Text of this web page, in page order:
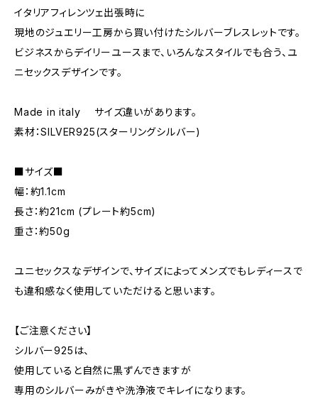
イタリアフィレンツェ出張時に
現地のジュエリー工房から買い付けたシルバーブレスレットです。
ビジネスからデイリーユースまで、いろんなスタイルでも合う、ユ
ニセックスデザインです。
Made in italy サイズ違いがあります。
素材：SILVER925(スターリングシルバー)
■サイズ■
幅：約1.1cm
長さ：約21cm (プレート約5cm)
重さ：約50g
ユニセックスなデザインで、サイズによってメンズでもレディースで
も違和感なく使用していただけると思います。
【ご注意ください】
シルバー925は、
使用していると自然に黒ずんできますが
専用のシルバーみがきや洗浄液でキレイになります。